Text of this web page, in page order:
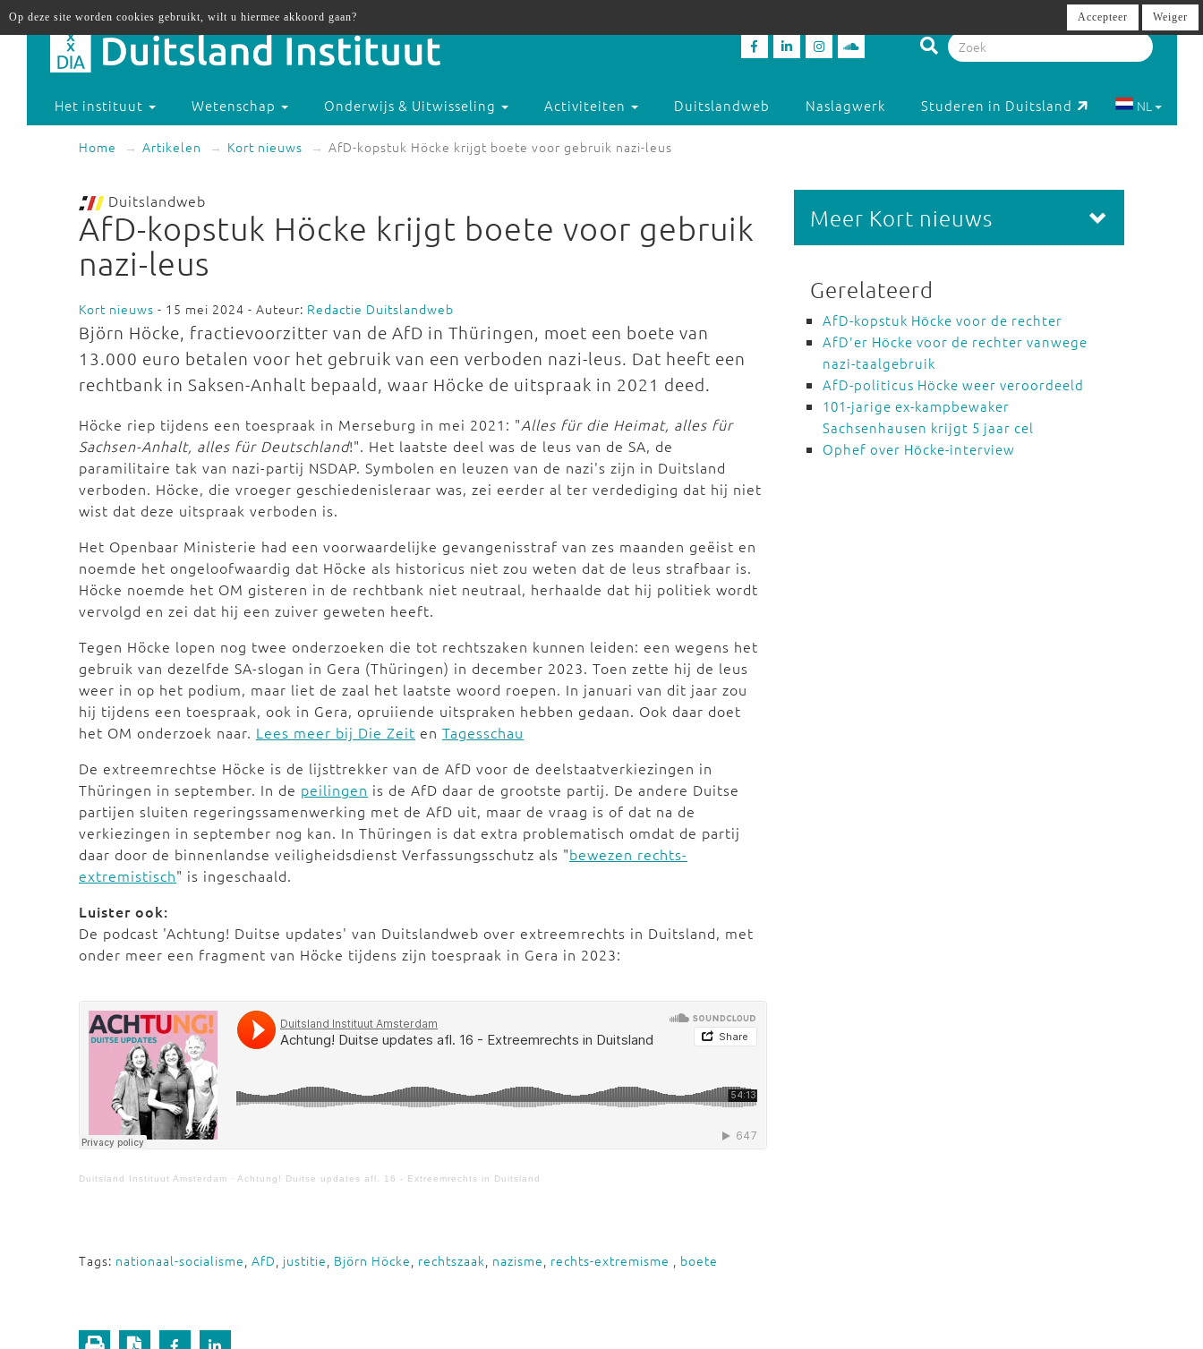
Het instituut Wetenschap Onderwijs & Uitwisseling Activiteiten Duitslandweb Naslagwerk Studeren in Duitsland NL
Home Artikelen Kort nieuws AfD-kopstuk Höcke krijgt boete voor gebruik nazi-leus
Duitslandweb
AfD-kopstuk Höcke krijgt boete voor gebruik
nazi-leus
Kort nieuws - 15 mei 2024 - Auteur: Redactie Duitslandweb
Björn Höcke, fractievoorzitter van de AfD in Thüringen, moet een boete van
13.000 euro betalen voor het gebruik van een verboden nazi-leus. Dat heeft een
rechtbank in Saksen-Anhalt bepaald, waar Höcke de uitspraak in 2021 deed.
Höcke riep tijdens een toespraak in Merseburg in mei 2021: "Alles für die Heimat, alles für
Sachsen-Anhalt, alles für Deutschland!". Het laatste deel was de leus van de SA, de
paramilitaire tak van nazi-partij NSDAP. Symbolen en leuzen van de nazi's zijn in Duitsland
verboden. Höcke, die vroeger geschiedenisleraar was, zei eerder al ter verdediging dat hij niet
wist dat deze uitspraak verboden is.
Het Openbaar Ministerie had een voorwaardelijke gevangenisstraf van zes maanden geëist en
noemde het ongeloofwaardig dat Höcke als historicus niet zou weten dat de leus strafbaar is.
Höcke noemde het OM gisteren in de rechtbank niet neutraal, herhaalde dat hij politiek wordt
vervolgd en zei dat hij een zuiver geweten heeft.
Tegen Höcke lopen nog twee onderzoeken die tot rechtszaken kunnen leiden: een wegens het
gebruik van dezelfde SA-slogan in Gera (Thüringen) in december 2023. Toen zette hij de leus
weer in op het podium, maar liet de zaal het laatste woord roepen. In januari van dit jaar zou
hij tijdens een toespraak, ook in Gera, opruiiende uitspraken hebben gedaan. Ook daar doet
het OM onderzoek naar. Lees meer bij Die Zeit en Tagesschau
De extreemrechtse Höcke is de lijsttrekker van de AfD voor de deelstaatverkiezingen in
Thüringen in september. In de peilingen is de AfD daar de grootste partij. De andere Duitse
partijen sluiten regeringssamenwerking met de AfD uit, maar de vraag is of dat na de
verkiezingen in september nog kan. In Thüringen is dat extra problematisch omdat de partij
daar door de binnenlandse veiligheidsdienst Verfassungsschutz als "bewezen rechts-
extremistisch" is ingeschaald.
Luister ook:
De podcast 'Achtung! Duitse updates' van Duitslandweb over extreemrechts in Duitsland, met
onder meer een fragment van Höcke tijdens zijn toespraak in Gera in 2023:
Duitsland Instituut Amsterdam · Achtung! Duitse updates afl. 16 - Extreemrechts in Duitsland
Tags: nationaal-socialisme, AfD, justitie, Björn Höcke, rechtszaak, nazisme, rechts-extremisme , boete
Meer Kort nieuws
Gerelateerd
AfD-kopstuk Höcke voor de rechter
AfD'er Höcke voor de rechter vanwege
nazi-taalgebruik
AfD-politicus Höcke weer veroordeeld
101-jarige ex-kampbewaker
Sachsenhausen krijgt 5 jaar cel
Ophef over Höcke-interview
Op deze site worden cookies gebruikt, wilt u hiermee akkoord gaan? Accepteer Weiger